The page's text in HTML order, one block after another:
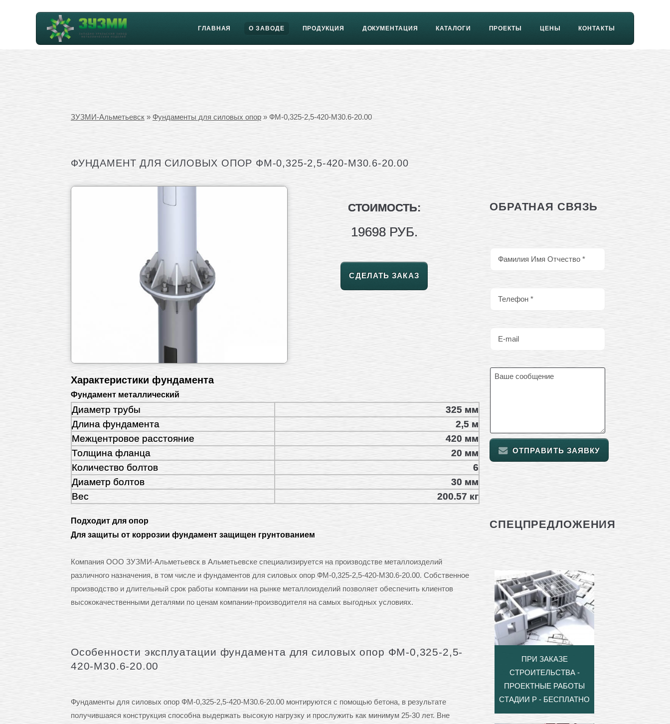
ГЛАВНАЯ О ЗАВОДЕ ПРОДУКЦИЯ ДОКУМЕНТАЦИЯ КАТАЛОГИ ПРОЕКТЫ ЦЕНЫ КОНТАКТЫ
ЗУЗМИ-Альметьевск » Фундаменты для силовых опор » ФМ-0,325-2,5-420-М30.6-20.00
ФУНДАМЕНТ ДЛЯ СИЛОВЫХ ОПОР ФМ-0,325-2,5-420-М30.6-20.00
СТОИМОСТЬ:
19698 РУБ.
СДЕЛАТЬ ЗАКАЗ
Характеристики фундамента
Фундамент металлический
Диаметр трубы
325 мм
Длина фундамента
2,5 м
Межцентровое расстояние
420 мм
Толщина фланца
20 мм
Количество болтов
6
Диаметр болтов
30 мм
Вес
200.57 кг
Подходит для опор
Для защиты от коррозии фундамент защищен грунтованием
Компания ООО ЗУЗМИ-Альметьевск в Альметьевске специализируется на производстве металлоизделий
различного назначения, в том числе и фундаментов для силовых опор ФМ-0,325-2,5-420-М30.6-20.00. Собственное
производство и длительный срок работы компании на рынке металлоизделий позволяет обеспечить клиентов
высококачественными деталями по ценам компании-производителя на самых выгодных условиях.
Особенности эксплуатации фундамента для силовых опор ФМ-0,325-2,5-
420-М30.6-20.00
Фундаменты для силовых опор ФМ-0,325-2,5-420-М30.6-20.00 монтируются с помощью бетона, в результате
получившаяся конструкция способна выдержать высокую нагрузку и прослужить как минимум 25-30 лет. Вне
ОБРАТНАЯ СВЯЗЬ
ОТПРАВИТЬ ЗАЯВКУ
СПЕЦПРЕДЛОЖЕНИЯ
ПРИ ЗАКАЗЕ
СТРОИТЕЛЬСТВА -
ПРОЕКТНЫЕ РАБОТЫ
СТАДИИ Р - БЕСПЛАТНО